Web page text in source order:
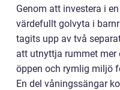
Genom att investera i
värdefullt golvyta i
tagits upp av två
att utnyttja rummet
öppen och rymlig miljö
En del våningssängar